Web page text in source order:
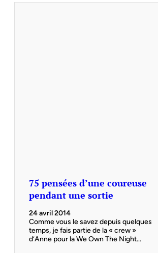
75 pensées d’une coureuse
pendant une sortie
24 avril 2014
Comme vous le savez depuis quelques
temps, je fais partie de la « crew »
d’Anne pour la We Own The Night…